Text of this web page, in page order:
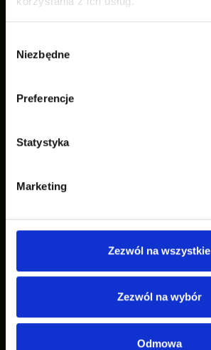
zgody
Niezbędne
Preferencje
Statystyka
Marketing
Zezwól na wszystkie
Zezwól na wybór
Odmowa